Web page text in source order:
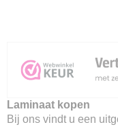
Laminaat kopen
Bij ons vindt u een